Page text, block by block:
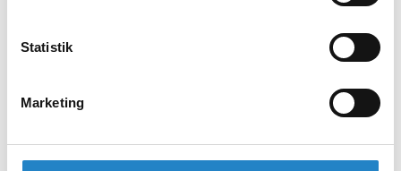
Statistik
Marketing